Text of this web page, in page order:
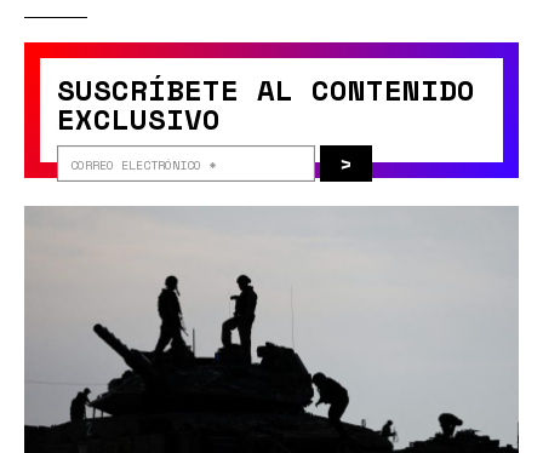
SUSCRÍBETE AL CONTENIDO
EXCLUSIVO
>